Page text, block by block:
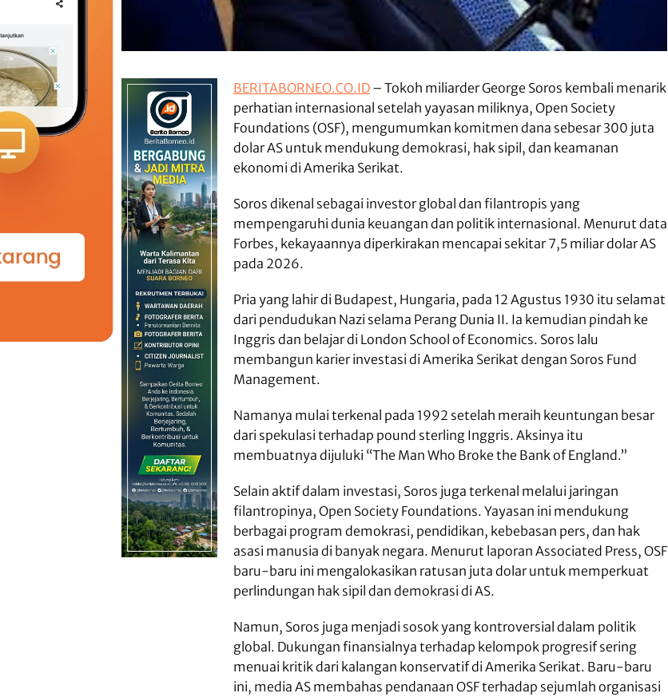
BERITABORNEO.CO.ID – Tokoh miliarder George Soros kembali menarik
perhatian internasional setelah yayasan miliknya, Open Society
Foundations (OSF), mengumumkan komitmen dana sebesar 300 juta
dolar AS untuk mendukung demokrasi, hak sipil, dan keamanan
ekonomi di Amerika Serikat.
Soros dikenal sebagai investor global dan filantropis yang
mempengaruhi dunia keuangan dan politik internasional. Menurut data
Forbes, kekayaannya diperkirakan mencapai sekitar 7,5 miliar dolar AS
pada 2026.
Pria yang lahir di Budapest, Hungaria, pada 12 Agustus 1930 itu selamat
dari pendudukan Nazi selama Perang Dunia II. Ia kemudian pindah ke
Inggris dan belajar di London School of Economics. Soros lalu
membangun karier investasi di Amerika Serikat dengan Soros Fund
Management.
Namanya mulai terkenal pada 1992 setelah meraih keuntungan besar
dari spekulasi terhadap pound sterling Inggris. Aksinya itu
membuatnya dijuluki “The Man Who Broke the Bank of England.”
Selain aktif dalam investasi, Soros juga terkenal melalui jaringan
filantropinya, Open Society Foundations. Yayasan ini mendukung
berbagai program demokrasi, pendidikan, kebebasan pers, dan hak
asasi manusia di banyak negara. Menurut laporan Associated Press, OSF
baru-baru ini mengalokasikan ratusan juta dolar untuk memperkuat
perlindungan hak sipil dan demokrasi di AS.
Namun, Soros juga menjadi sosok yang kontroversial dalam politik
global. Dukungan finansialnya terhadap kelompok progresif sering
menuai kritik dari kalangan konservatif di Amerika Serikat. Baru-baru
ini, media AS membahas pendanaan OSF terhadap sejumlah organisasi